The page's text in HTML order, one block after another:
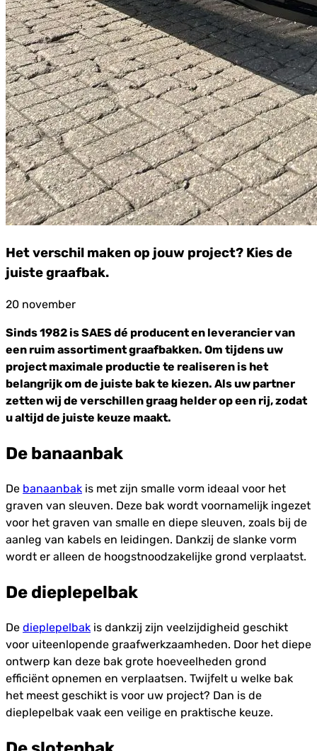
Het verschil maken op jouw project? Kies de
juiste graafbak.
20 november
Sinds 1982 is SAES dé producent en leverancier van
een ruim assortiment graafbakken. Om tijdens uw
project maximale productie te realiseren is het
belangrijk om de juiste bak te kiezen. Als uw partner
zetten wij de verschillen graag helder op een rij, zodat
u altijd de juiste keuze maakt.
De banaanbak
De banaanbak is met zijn smalle vorm ideaal voor het
graven van sleuven. Deze bak wordt voornamelijk ingezet
voor het graven van smalle en diepe sleuven, zoals bij de
aanleg van kabels en leidingen. Dankzij de slanke vorm
wordt er alleen de hoogstnoodzakelijke grond verplaatst.
De dieplepelbak
De dieplepelbak is dankzij zijn veelzijdigheid geschikt
voor uiteenlopende graafwerkzaamheden. Door het diepe
ontwerp kan deze bak grote hoeveelheden grond
efficiënt opnemen en verplaatsen. Twijfelt u welke bak
het meest geschikt is voor uw project? Dan is de
dieplepelbak vaak een veilige en praktische keuze.